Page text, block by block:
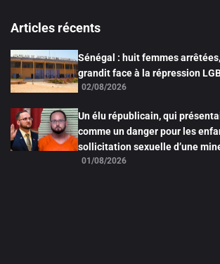
Articles récents
Sénégal : huit femmes
grandit face à la répression
02/08/2026
Un élu républicain, qui
comme un danger pour les
sollicitation sexuelle d’une
01/08/2026